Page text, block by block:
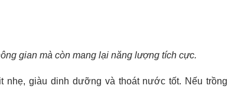
gian mà còn mang lại năng lượng tích cực.
nhẹ, giàu dinh dưỡng và thoát nước tốt. Nếu trồng